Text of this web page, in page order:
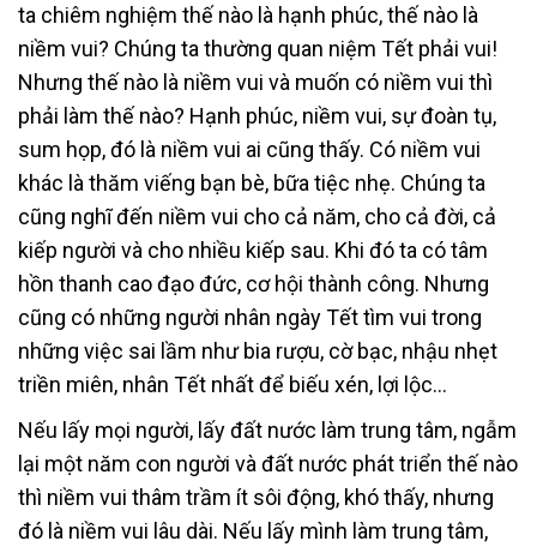
ta chiêm nghiệm thế nào là hạnh phúc, thế nào là
niềm vui? Chúng ta thường quan niệm Tết phải vui!
Nhưng thế nào là niềm vui và muốn có niềm vui thì
phải làm thế nào? Hạnh phúc, niềm vui, sự đoàn tụ,
sum họp, đó là niềm vui ai cũng thấy. Có niềm vui
khác là thăm viếng bạn bè, bữa tiệc nhẹ. Chúng ta
cũng nghĩ đến niềm vui cho cả năm, cho cả đời, cả
kiếp người và cho nhiều kiếp sau. Khi đó ta có tâm
hồn thanh cao đạo đức, cơ hội thành công. Nhưng
cũng có những người nhân ngày Tết tìm vui trong
những việc sai lầm như bia rượu, cờ bạc, nhậu nhẹt
triền miên, nhân Tết nhất để biếu xén, lợi lộc…
Nếu lấy mọi người, lấy đất nước làm trung tâm, ngẫm
lại một năm con người và đất nước phát triển thế nào
thì niềm vui thâm trầm ít sôi động, khó thấy, nhưng
đó là niềm vui lâu dài. Nếu lấy mình làm trung tâm,